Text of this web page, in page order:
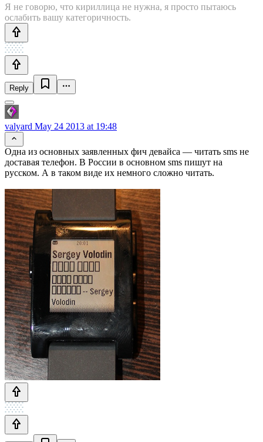
Я не говорю, что кириллица не нужна, я просто пытаюсь
ослабить вашу категоричность.
Reply
valyard May 24 2013 at 19:48
Одна из основных заявленных фич девайса — читать sms не
доставая телефон. В России в основном sms пишут на
русском. А в таком виде их немного сложно читать.